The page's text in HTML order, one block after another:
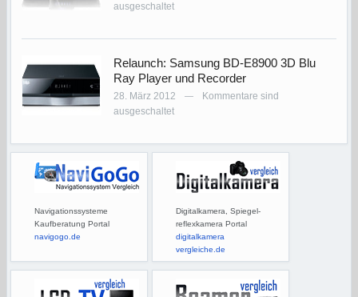
ausgeschaltet
Relaunch: Samsung BD-E8900 3D Blu
Ray Player und Recorder
28. März 2012 —
Kommentare sind
ausgeschaltet
Navigationssysteme
Kaufberatung Portal
navigogo.de
Digitalkamera, Spiegel-
reflexkamera Portal
digitalkamera
vergleiche.de